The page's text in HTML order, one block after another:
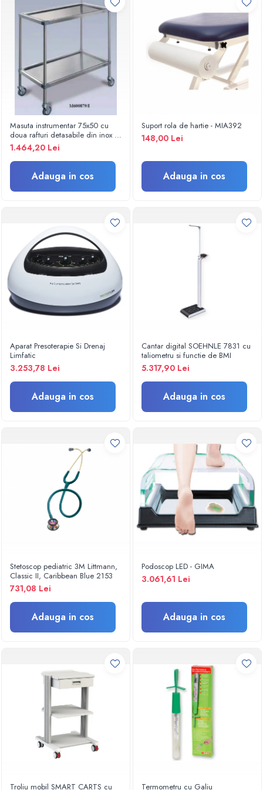
Criocautere
Electrozi
Hartie
Accesorii pentru perfuzie
Filtre antibacteriene si antivirale
Garouri
Ochelari de protectie
Gel ECO
Cabluri EKG (10 fire)
Vase
Spirometrie
Spirometre
Filtre antibacteriene
Alte dispozitive respiratorii
Clesti nazali
Investigare si diagnostic
Dermatoscoape
Audiometre
Set ORL/Oftalmo
Lampi examinare
Testare reflexe
Lampi cu infrarosu
Electroencefalografe
Stetoscoape
Tensiometre
Oftalmoscoape
Otoscoape
Ingrijirea sanatatii
Aparate aerosoli
Aparate masaj
Glucometre
Perne si paturi electrice
Perne ortopedice
Masuta instrumentar 75x50 cu
doua rafturi detasabile din inox -
M600879/I
1.464,20 Lei
Adauga in cos
Suport rola de hartie - MIA392
148,00 Lei
Adauga in cos
Aparat Presoterapie Si Drenaj
Limfatic
3.253,78 Lei
Adauga in cos
Cantar digital SOEHNLE 7831 cu
taliometru si functie de BMI
5.317,90 Lei
Adauga in cos
Stetoscop pediatric 3M Littmann,
Classic II, Caribbean Blue 2153
731,08 Lei
Adauga in cos
Podoscop LED - GIMA
3.061,61 Lei
Adauga in cos
Troliu mobil SMART CARTS cu Termometru cu Galiu